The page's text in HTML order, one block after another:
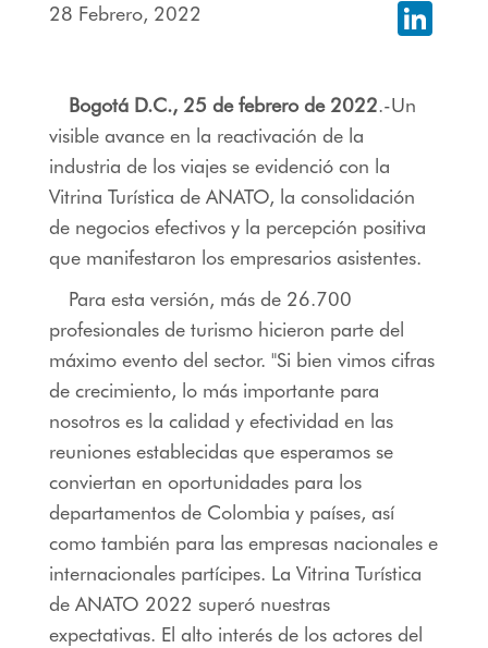
28 Febrero, 2022
Bogotá D.C., 25 de febrero de 2022.-Un
visible avance en la reactivación de la
industria de los viajes se evidenció con la
Vitrina Turística de ANATO, la consolidación
de negocios efectivos y la percepción positiva
que manifestaron los empresarios asistentes.
Para esta versión, más de 26.700
profesionales de turismo hicieron parte del
máximo evento del sector. "Si bien vimos cifras
de crecimiento, lo más importante para
nosotros es la calidad y efectividad en las
reuniones establecidas que esperamos se
conviertan en oportunidades para los
departamentos de Colombia y países, así
como también para las empresas nacionales e
internacionales partícipes. La Vitrina Turística
de ANATO 2022 superó nuestras
expectativas. El alto interés de los actores del